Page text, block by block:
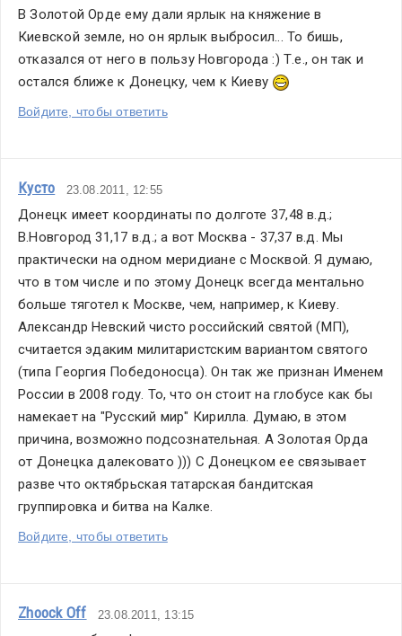
В Золотой Орде ему дали ярлык на княжение в
Киевской земле, но он ярлык выбросил... То бишь,
отказался от него в пользу Новгорода :) Т.е., он так и
остался ближе к Донецку, чем к Киеву
Войдите, чтобы ответить
Кусто 23.08.2011, 12:55
Донецк имеет координаты по долготе 37,48 в.д.;
В.Новгород 31,17 в.д.; а вот Москва - 37,37 в.д. Мы
практически на одном меридиане с Москвой. Я думаю,
что в том числе и по этому Донецк всегда ментально
больше тяготел к Москве, чем, например, к Киеву.
Александр Невский чисто российский святой (МП),
считается эдаким милитаристским вариантом святого
(типа Георгия Победоносца). Он так же признан Именем
России в 2008 году. То, что он стоит на глобусе как бы
намекает на "Русский мир" Кирилла. Думаю, в этом
причина, возможно подсознательная. А Золотая Орда
от Донецка далековато ))) С Донецком ее связывает
разве что октябрьская татарская бандитская
группировка и битва на Калке.
Войдите, чтобы ответить
Zhoock Off 23.08.2011, 13:15